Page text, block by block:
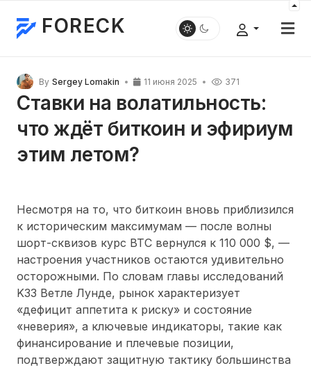
FORECK
By Sergey Lomakin 11 июня 2025 371
Ставки на волатильность:
что ждёт биткоин и эфириум
этим летом?
Несмотря на то, что биткоин вновь приблизился
к историческим максимумам — после волны
шорт-сквизов курс BTC вернулся к 110 000 $, —
настроения участников остаются удивительно
осторожными. По словам главы исследований
K33 Ветле Лунде, рынок характеризует
«дефицит аппетита к риску» и состояние
«неверия», а ключевые индикаторы, такие как
финансирование и плечевые позиции,
подтверждают защитную тактику большинства